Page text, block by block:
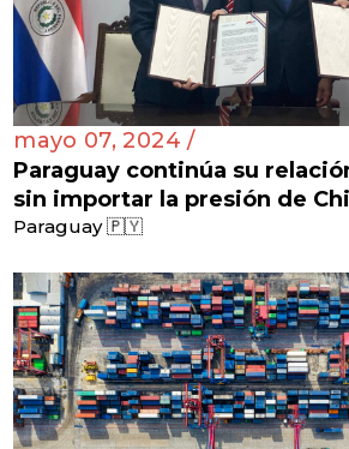
mayo 07, 2024 /
Paraguay continúa su
sin importar la presión de
Paraguay 🇵🇾